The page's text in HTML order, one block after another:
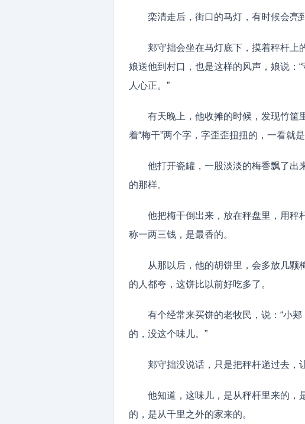
栾清走后，街口的马灯，有时候会亮
郏守拙会坐在马灯底下，摸着秤杆上
娘送他到村口，也是这样的风声，娘说：
人心正。”
有天晚上，他收摊的时候，发现竹筐
着“梅干”两个字，字歪歪扭扭的，一看就
他打开瓷罐，一股淡淡的梅香飘了出
的那样。
他把梅干倒出来，放在秤盘里，用秤
称一两三钱，是最香的。
从那以后，他的胡饼里，会多放几颗
的人都夸，这饼比以前好吃多了。
有个经常来买饼的老牧民，说：“小
的，没这个味儿。”
郏守拙没说话，只是把秤杆递过去，
他知道，这味儿，是从秤杆里来的，
的，是从千里之外的家来的。